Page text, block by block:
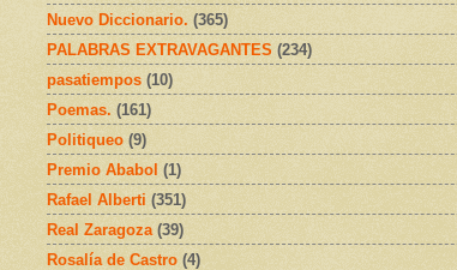
Nuevo Diccionario. (365)
PALABRAS EXTRAVAGANTES (234)
pasatiempos (10)
Poemas. (161)
Politiqueo (9)
Premio Ababol (1)
Rafael Alberti (351)
Real Zaragoza (39)
Rosalía de Castro (4)